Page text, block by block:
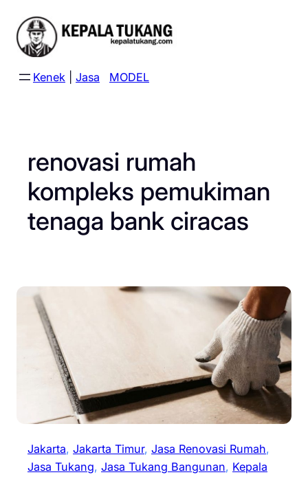
content
Kenek Jasa MODEL
renovasi rumah
kompleks pemukiman
tenaga bank ciracas
Jakarta, Jakarta Timur, Jasa Renovasi Rumah
Jasa Tukang, Jasa Tukang Bangunan, Kepala